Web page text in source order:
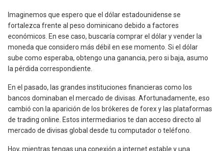
Imaginemos que espero que el dólar estadounidense se
fortalezca frente al peso dominicano debido a factores
económicos. En ese caso, buscaría comprar el dólar y vender la
moneda que considero más débil en ese momento. Si el dólar
sube como esperaba, obtengo una ganancia, pero si baja, asumo
la pérdida correspondiente.
En el pasado, las grandes instituciones financieras como los
bancos dominaban el mercado de divisas. Afortunadamente, eso
cambió con la aparición de los brókeres de forex y las plataformas
de trading online. Estos intermediarios te dan acceso directo al
mercado de divisas global desde tu computador o teléfono.
Hoy, mientras tengas una conexión a internet estable y una